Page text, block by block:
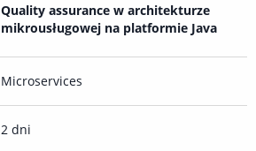
Quality assurance w architekturze
mikrousługowej na platformie Java
Microservices
2 dni